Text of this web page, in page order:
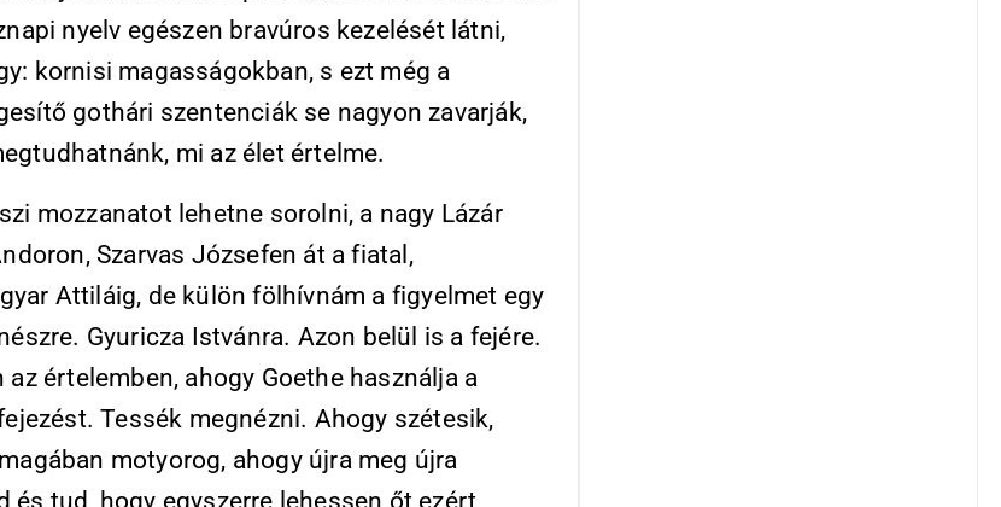
nyelv egészen bravúros kezelését látni,
kornisi magasságokban, s ezt még a
gothári szentenciák se nagyon zavarják,
mi az élet értelme.
mozzanatot lehetne sorolni, a nagy Lázár
Szarvas Józsefen át a fiatal,
Attiláig, de külön fölhívnám a figyelmet egy
Gyuricza Istvánra. Azon belül is a fejére.
értelemben, ahogy Goethe használja a
Tessék megnézni. Ahogy szétesik,
motyorog, ahogy újra meg újra
és tud, hogy egyszerre lehessen őt ezért